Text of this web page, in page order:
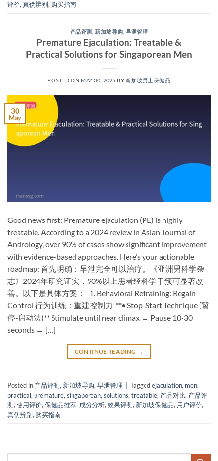
评价,真伪辨别, 购买指南
产品评测 ,新加坡导购 ,早泄管理
Premature Ejaculation: Treatable &
Practical Solutions for Singaporean Men​
POSTED ON MAY 30, 2025 BY 新加坡男士保健品
30
May
Good news first: Premature ejaculation (PE) is highly
treatable.​​ According to a 2024 review in Asian Journal of
Andrology, ​over 90% of cases show significant improvement​
with evidence-based approaches. Here’s your actionable
roadmap: ​首先明确：早泄完全可以治疗。​​《亚洲男科学杂
志》2024年研究证实，​90%以上患者经科学干预可显著改
善。以下是具体方案： ​1. Behavioral Retraining: Regain
Control 行为训练：重建控制力 ​ ​**• Stop-Start Technique (暂
停-启动法)​**​ Stimulate until near climax → ​Pause 10-30
seconds​ → […]
CONTINUE READING →
Posted in 产品评测, 新加坡导购, 早泄管理 Taggedejaculation, men,
practical, premature, singaporean, solutions, treatable, 产品对比, 产品评
测, 使用评价, 保健品推荐, 成分分析, 效果评测, 新加坡保健品, 用户评价,
真伪辨别, 购买指南